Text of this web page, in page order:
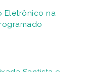
Eletrônico na